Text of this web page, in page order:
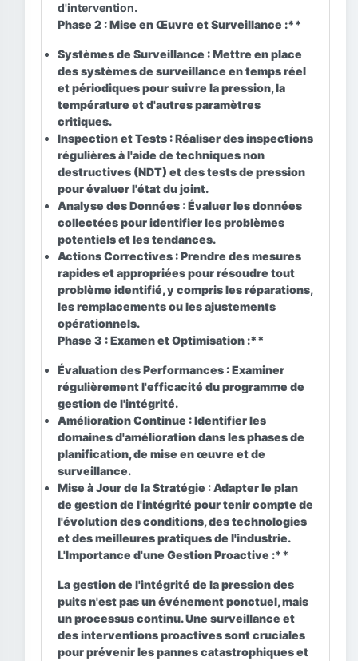
d'intervention.
Phase 2 : Mise en Œuvre et Surveillance :**
Systèmes de Surveillance :Mettre en place
des systèmes de surveillance en temps réel
et périodiques pour suivre la pression, la
température et d'autres paramètres
critiques.
Inspection et Tests :Réaliser des inspections
régulières à l'aide de techniques non
destructives (NDT) et des tests de pression
pour évaluer l'état du joint.
Analyse des Données :Évaluer les données
collectées pour identifier les problèmes
potentiels et les tendances.
Actions Correctives :Prendre des mesures
rapides et appropriées pour résoudre tout
problème identifié, y compris les réparations,
les remplacements ou les ajustements
opérationnels.
Phase 3 : Examen et Optimisation :**
Évaluation des Performances :Examiner
régulièrement l'efficacité du programme de
gestion de l'intégrité.
Amélioration Continue :Identifier les
domaines d'amélioration dans les phases de
planification, de mise en œuvre et de
surveillance.
Mise à Jour de la Stratégie :Adapter le plan
de gestion de l'intégrité pour tenir compte de
l'évolution des conditions, des technologies
et des meilleures pratiques de l'industrie.
L'Importance d'une Gestion Proactive :**
La gestion de l'intégrité de la pression des
puits n'est pas un événement ponctuel, mais
un processus continu. Une surveillance et
des interventions proactives sont cruciales
pour prévenir les pannes catastrophiques et